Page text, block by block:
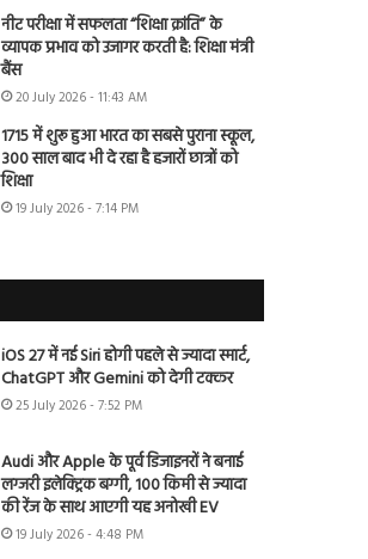
नीट परीक्षा में सफलता “शिक्षा क्रांति” के
व्यापक प्रभाव को उजागर करती है: शिक्षा मंत्री
बैंस
20 July 2026 - 11:43 AM
1715 में शुरू हुआ भारत का सबसे पुराना स्कूल,
300 साल बाद भी दे रहा है हजारों छात्रों को
शिक्षा
19 July 2026 - 7:14 PM
iOS 27 में नई Siri होगी पहले से ज्यादा स्मार्ट,
ChatGPT और Gemini को देगी टक्कर
25 July 2026 - 7:52 PM
Audi और Apple के पूर्व डिजाइनरों ने बनाई
लग्जरी इलेक्ट्रिक बग्गी, 100 किमी से ज्यादा
की रेंज के साथ आएगी यह अनोखी EV
19 July 2026 - 4:48 PM